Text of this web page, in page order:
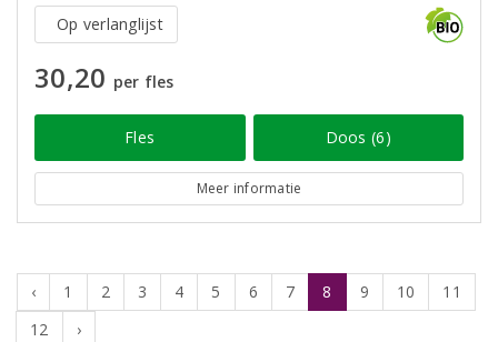
Op verlanglijst
30,20 per fles
Fles Doos (6)
Meer informatie
‹ 1 2 3 4 5 6 7 8 9 10
11
12
›